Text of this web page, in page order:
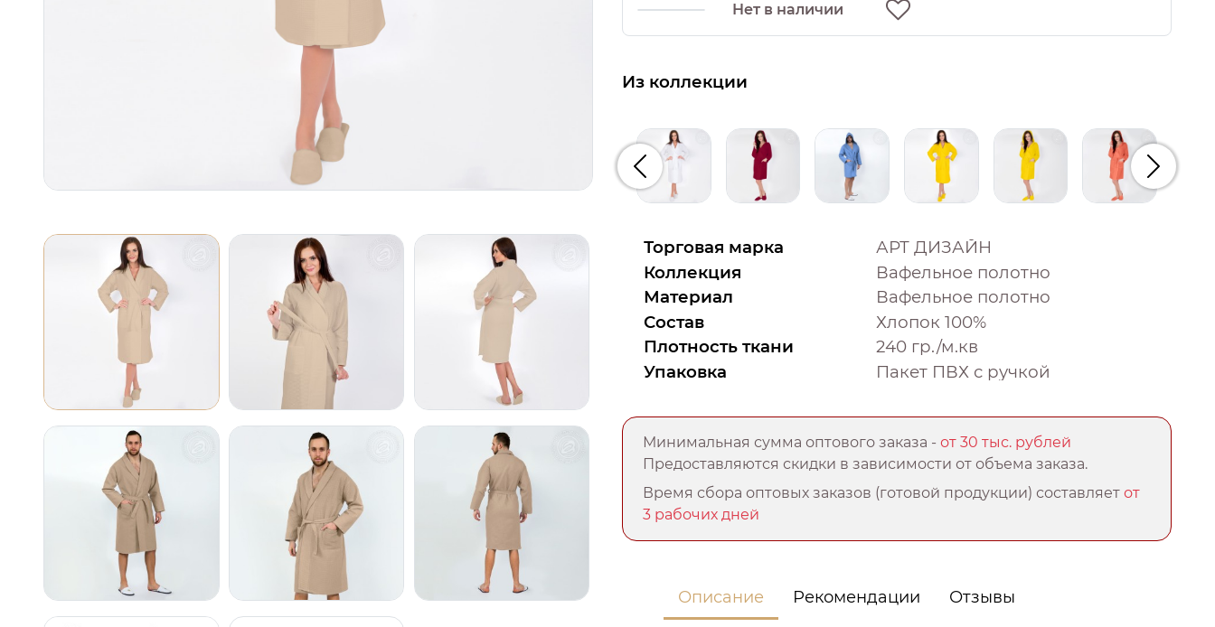
Нет в наличии
Из коллекции
Предыдущий
Торговая марка
АРТ ДИЗАЙН
Коллекция
Вафельное полотно
Материал
Вафельное полотно
Состав
Хлопок 100%
Плотность ткани
240 гр./м.кв
Упаковка
Пакет ПВХ с ручкой
Минимальная сумма оптового заказа -от 30 тыс. рублей
Предоставляются скидки в зависимости от объема заказа.
Время сбора оптовых заказов (готовой продукции) составляетот
3 рабочих дней
Описание Рекомендации Отзывы